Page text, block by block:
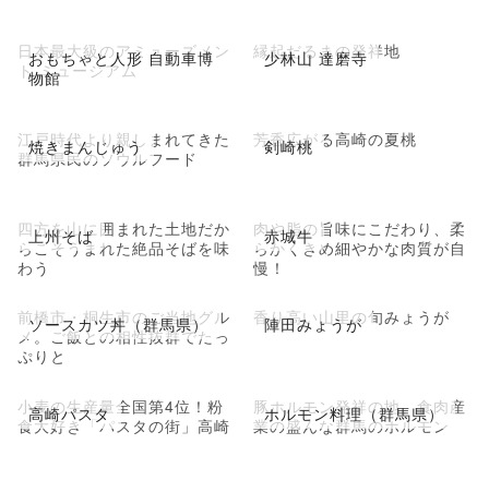
おもちゃと人形 自動車博
物館
日本最大級のアミューズメン
ト ミュージアム
少林山 達磨寺
縁起だるまの発祥地
焼きまんじゅう
江戸時代より親しまれてきた
群馬県民のソウルフード
剣崎桃
芳香広がる高崎の夏桃
上州そば
四方を山に囲まれた土地だか
らこそうまれた絶品そばを味
わう
赤城牛
肉や脂の旨味にこだわり、柔
らかくきめ細やかな肉質が自
慢！
ソースカツ丼（群馬県）
前橋市・桐生市のご当地グル
メ。ご飯との相性抜群でたっ
ぷりと
陣田みょうが
香り高い山里の旬みょうが
高崎パスタ
小麦の生産量全国第4位！粉
食大好き「パスタの街」高崎
ホルモン料理（群馬県）
豚ホルモン発祥の地、食肉産
業の盛んな群馬のホルモン